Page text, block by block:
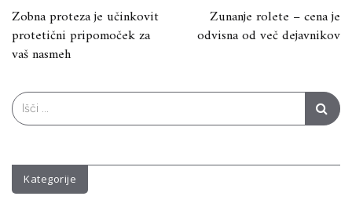
Navigacija
prispevka
Zobna proteza je učinkovit
protetični pripomoček za
vaš nasmeh
Zunanje rolete – cena je
odvisna od več dejavnikov
Search
for:
Kategorije